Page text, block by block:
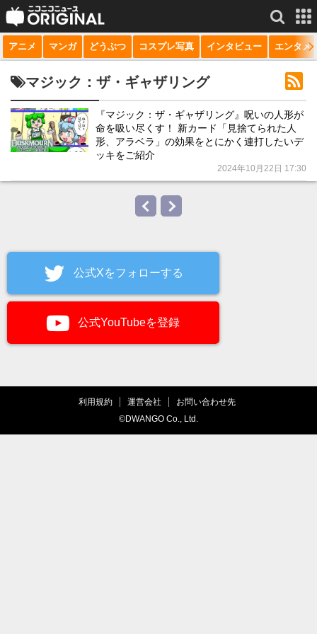
サービス一覧 もっと見る
動画
生放送
アニメ マンガ どうぶつ コスプレ写真 インタビュー エンタメ
マジック：ザ・ギャザリング
『マジック：ザ・ギャザリング』呪いの人形が
命を吸い尽くす！ 新カード「見捨てられた人
形、アラベラ」の効果をとにかく連打したいデ
ッキをご紹介
2024年10月22日 17:30
公式Xをフォローする
公式YouTubeを登録
利用規約 運営会社
お問い合わせ先
©DWANGO Co., Ltd.